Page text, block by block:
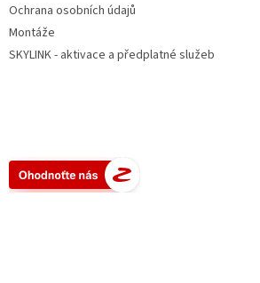
Ochrana osobních údajů
Montáže
SKYLINK - aktivace a předplatné služeb